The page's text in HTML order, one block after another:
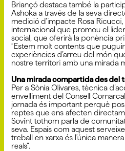
Briançó destaca també la
Ashoka a través de la seva
medició d’impacte Rosa
internacional que promou el
social, que oferirà la ponència
“Estem molt contents que
experiències d’arreu del món
nostre territori amb una mirada
Una mirada compartida des del
Per a Sònia Olivares, tècnica
envelliment del Consell
jornada és important perquè
reptes que ens afecten
Sovint tothom parla de
seva. Espais com aquest
treball en xarxa és l’única
reals”.